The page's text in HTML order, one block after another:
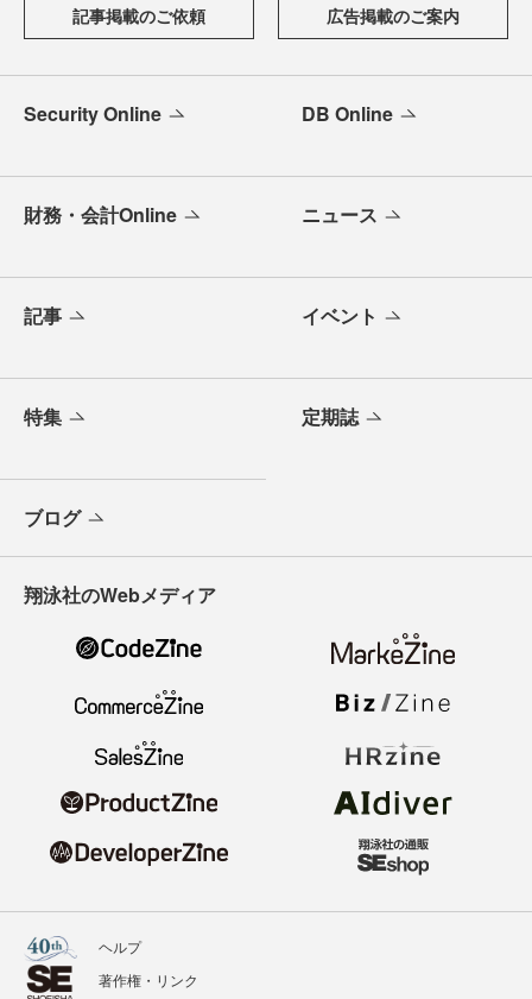
記事掲載のご依頼 広告掲載のご案内
Security Online DB Online
財務・会計Online ニュース
記事 イベント
特集 定期誌
ブログ
翔泳社のWebメディア
ヘルプ
著作権・リンク